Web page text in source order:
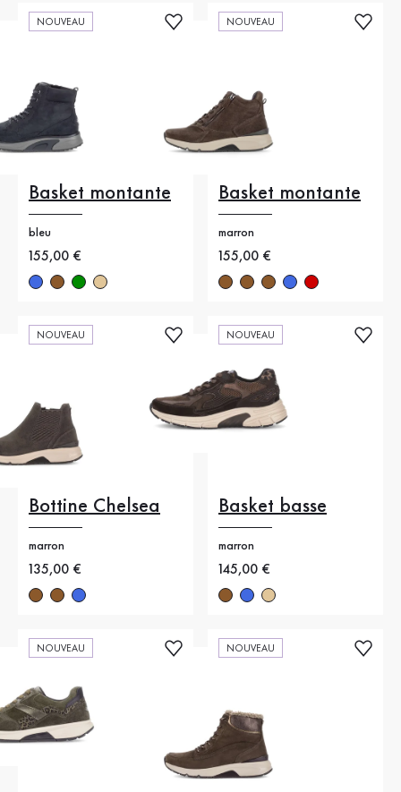
NOUVEAU
Basket montante
bleu
Nouveau prix
155,00 €
NOUVEAU
Basket montante
marron
Nouveau prix
155,00 €
NOUVEAU
Bottine Chelsea
marron
Nouveau prix
135,00 €
NOUVEAU
Basket basse
marron
Nouveau prix
145,00 €
NOUVEAU NOUVEAU